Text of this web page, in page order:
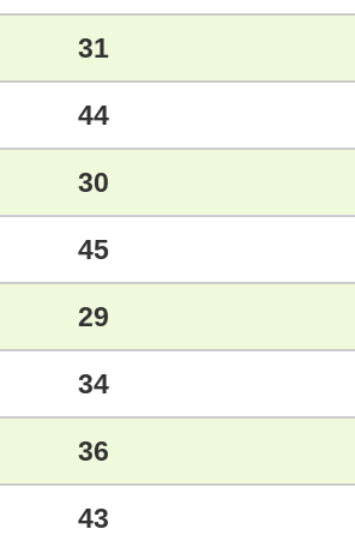
31
44
30
45
29
34
36
43